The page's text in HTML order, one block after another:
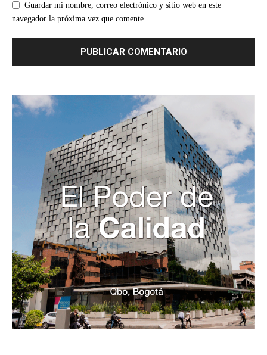
Guardar mi nombre, correo electrónico y sitio web en este
navegador la próxima vez que comente.